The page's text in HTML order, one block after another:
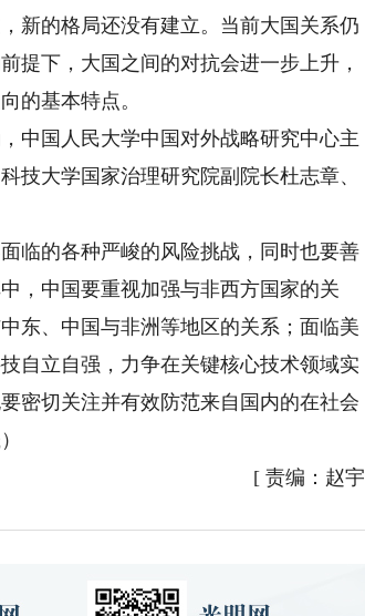
新的格局还没有建立。当前大国关系仍
提下，大国之间的对抗会进一步上升，
的基本特点。
国人民大学中国对外战略研究中心主
技大学国家治理研究院副院长杜志章、
的各种严峻的风险挑战，同时也要善
，中国要重视加强与非西方国家的关
东、中国与非洲等地区的关系；面临美
自立自强，力争在关键核心技术领域实
密切关注并有效防范来自国内的在社会
[ 责编：赵宇